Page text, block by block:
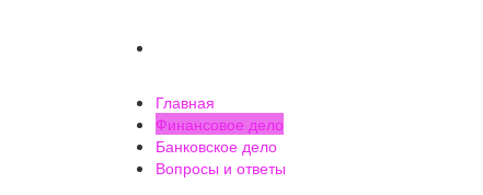
Главная
Финансовое дело
Банковское дело
Вопросы и ответы